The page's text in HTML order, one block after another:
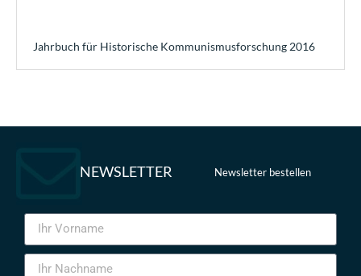
Jahrbuch für Historische Kommunismusforschung 2016
NEWSLETTER Newsletter bestellen